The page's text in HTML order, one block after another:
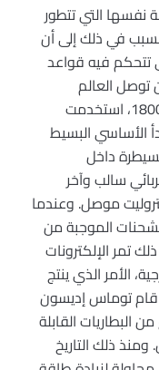
نفسها التي تتطور
السبب في ذلك إلى أن
تتحكم فيه قواعد
توصل العالم
الإيطالي أليساندرو فولتا إلى الفكرة عام 1800، استخدمت
الأساسي البسيط
داخل
سالب وآخر
موصل. وعندما
الموجبة من
تمر الإلكترونات
الأمر الذي ينتج
عنه تولد التيار الكهربائي. وفي عام 1890 قام توماس إديسون
البطاريات القابلة
ذلك التاريخ